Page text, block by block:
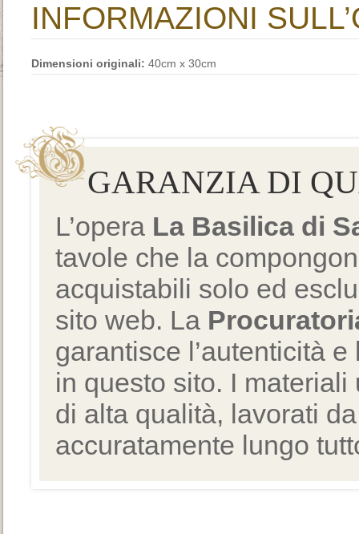
INFORMAZIONI
Dimensioni originali: 40cm x 30cm
GARANZIA DI
L’opera La Basilica di
tavole che la
acquistabili solo ed
sito web. La
garantisce l’autenticità
in questo sito. I
di alta qualità, lavorati
accuratamente lungo